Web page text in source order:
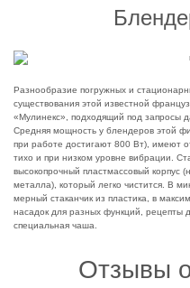
Разнообразие погружных и
существования этой известной
«Мулинекс», подходящий под запросы
Средняя мощность у блендеров этой
при работе достигают 800 Вт), имеют
тихо и при низком уровне вибрации.
высокопрочный пластмассовый корпус
металла), который легко чистится. В
мерный стаканчик из пластика, в
насадок для разных функций, рецепты
специальная чаша.
Отзывы